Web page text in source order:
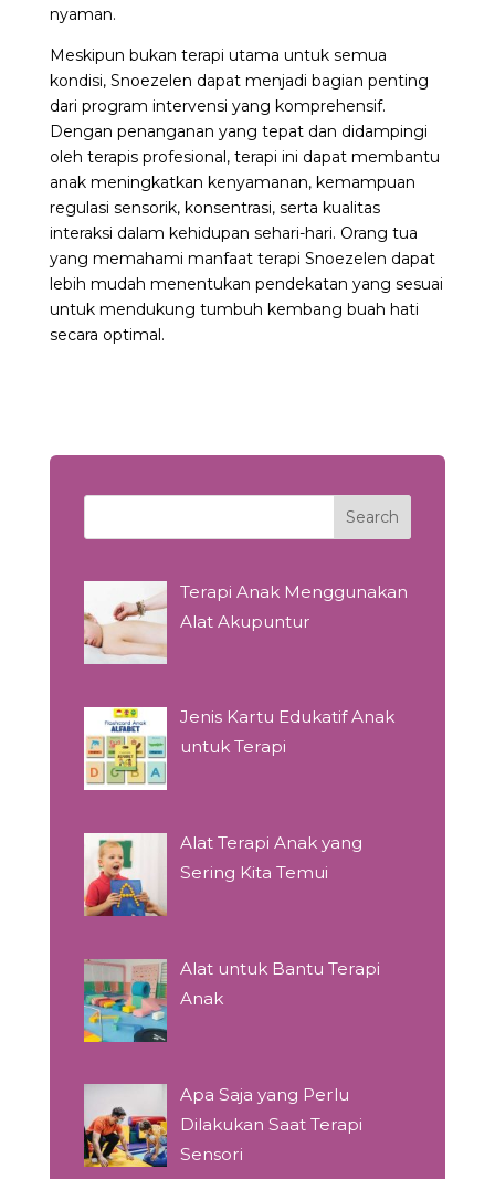
nyaman.
Meskipun bukan terapi utama untuk semua
kondisi, Snoezelen dapat menjadi bagian penting
dari program intervensi yang komprehensif.
Dengan penanganan yang tepat dan didampingi
oleh terapis profesional, terapi ini dapat membantu
anak meningkatkan kenyamanan, kemampuan
regulasi sensorik, konsentrasi, serta kualitas
interaksi dalam kehidupan sehari-hari. Orang tua
yang memahami manfaat terapi Snoezelen dapat
lebih mudah menentukan pendekatan yang sesuai
untuk mendukung tumbuh kembang buah hati
secara optimal.
Terapi Anak Menggunakan
Alat Akupuntur
Jenis Kartu Edukatif Anak
untuk Terapi
Alat Terapi Anak yang
Sering Kita Temui
Alat untuk Bantu Terapi
Anak
Apa Saja yang Perlu
Dilakukan Saat Terapi
Sensori